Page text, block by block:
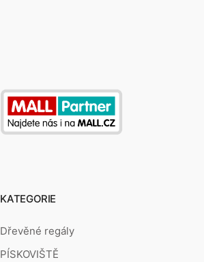
KATEGORIE
Dřevěné regály
PÍSKOVIŠTĚ